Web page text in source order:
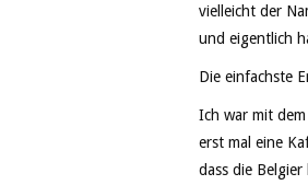
vielleicht der
und eigentlich
Die einfachste
Ich war mit
erst mal eine
dass die